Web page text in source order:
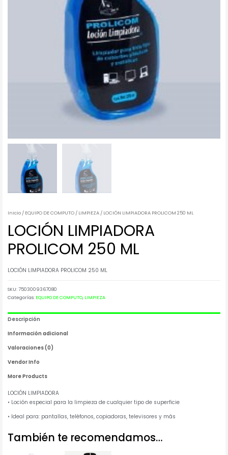
Inicio / EQUIPO DE COMPUTO / LIMPIEZA / LOCIÓN LIMPIADORA PROLICOM 250 ML
LOCIÓN LIMPIADORA
PROLICOM 250 ML
LOCIÓN LIMPIADORA PROLICOM 250 ML
SKU:7503009367080
Categorías: EQUIPO DE COMPUTO, LIMPIEZA
Descripción
Información adicional
Valoraciones (0)
Vendor Info
More Products
LOCIÓN LIMPIADORA
• Loción especial para la limpieza de cualquier tipo de superficie
• Ideal para: pantallas, teléfonos, copiadoras, televisores y más
También te recomendamos…